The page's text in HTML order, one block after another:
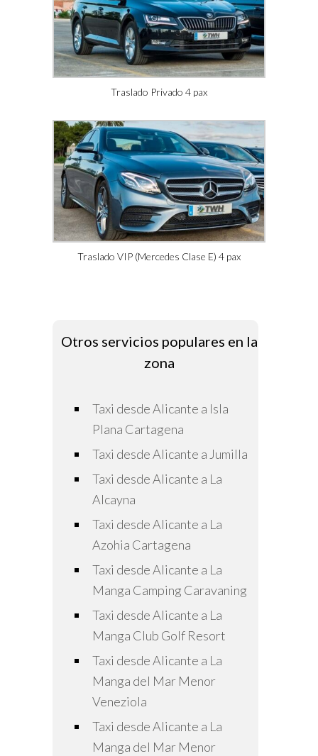
Traslado Privado 4 pax
Traslado VIP (Mercedes Clase E) 4 pax
Otros servicios populares en la
zona
Taxi desde Alicante a Isla
Plana Cartagena
Taxi desde Alicante a Jumilla
Taxi desde Alicante a La
Alcayna
Taxi desde Alicante a La
Azohia Cartagena
Taxi desde Alicante a La
Manga Camping Caravaning
Taxi desde Alicante a La
Manga Club Golf Resort
Taxi desde Alicante a La
Manga del Mar Menor
Veneziola
Taxi desde Alicante a La
Manga del Mar Menor